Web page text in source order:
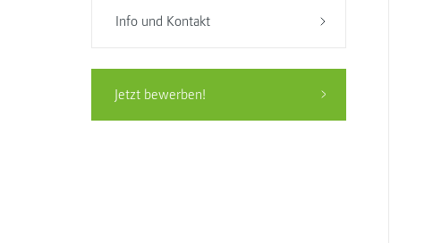
Info und Kontakt
Jetzt bewerben!